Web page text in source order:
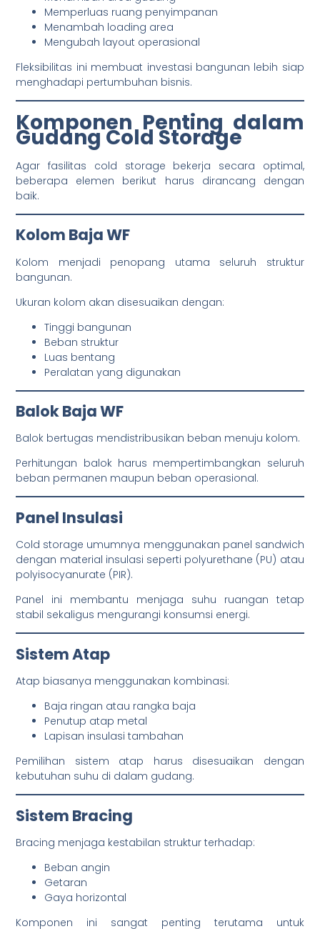
Memperluas ruang penyimpanan
Menambah loading area
Mengubah layout operasional
Fleksibilitas ini membuat investasi bangunan lebih siap
menghadapi pertumbuhan bisnis.
Komponen Penting dalam
Gudang Cold Storage
Agar fasilitas cold storage bekerja secara optimal,
beberapa elemen berikut harus dirancang dengan
baik.
Kolom Baja WF
Kolom menjadi penopang utama seluruh struktur
bangunan.
Ukuran kolom akan disesuaikan dengan:
Tinggi bangunan
Beban struktur
Luas bentang
Peralatan yang digunakan
Balok Baja WF
Balok bertugas mendistribusikan beban menuju kolom.
Perhitungan balok harus mempertimbangkan seluruh
beban permanen maupun beban operasional.
Panel Insulasi
Cold storage umumnya menggunakan panel sandwich
dengan material insulasi seperti polyurethane (PU) atau
polyisocyanurate (PIR).
Panel ini membantu menjaga suhu ruangan tetap
stabil sekaligus mengurangi konsumsi energi.
Sistem Atap
Atap biasanya menggunakan kombinasi:
Baja ringan atau rangka baja
Penutup atap metal
Lapisan insulasi tambahan
Pemilihan sistem atap harus disesuaikan dengan
kebutuhan suhu di dalam gudang.
Sistem Bracing
Bracing menjaga kestabilan struktur terhadap:
Beban angin
Getaran
Gaya horizontal
Komponen ini sangat penting terutama untuk